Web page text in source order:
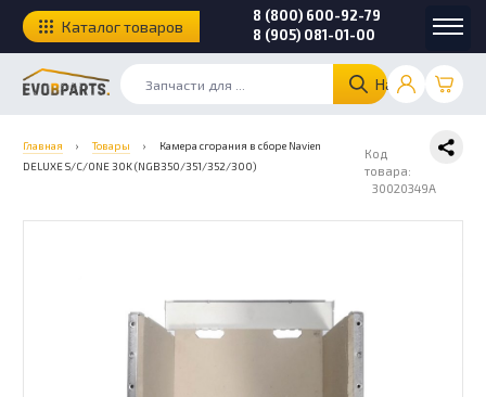
Найти
8 (800) 600-92-79
8 (905) 081-01-00
Каталог товаров
Главная › Товары ›
Камера сгорания в сборе Navien
DELUXE S/C/ONE 30K (NGB350/351/352/300)
Код
товара:
30020349A